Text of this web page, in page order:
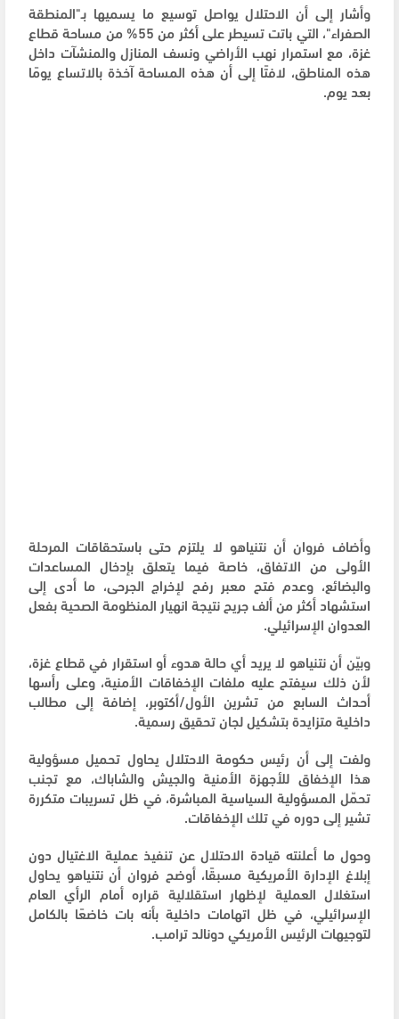
وأشار إلى أن الاحتلال يواصل توسيع ما يسميها بـ"المنطقة
الصفراء"، التي باتت تسيطر على أكثر من 55% من مساحة قطاع
غزة، مع استمرار نهب الأراضي ونسف المنازل والمنشآت داخل
هذه المناطق، لافتًا إلى أن هذه المساحة آخذة بالاتساع يومًا
بعد يوم.
وأضاف فروان أن نتنياهو لا يلتزم حتى باستحقاقات المرحلة
الأولى من الاتفاق، خاصة فيما يتعلق بإدخال المساعدات
والبضائع، وعدم فتح معبر رفح لإخراج الجرحى، ما أدى إلى
استشهاد أكثر من ألف جريح نتيجة انهيار المنظومة الصحية بفعل
العدوان الإسرائيلي.
وبيّن أن نتنياهو لا يريد أي حالة هدوء أو استقرار في قطاع غزة،
لأن ذلك سيفتح عليه ملفات الإخفاقات الأمنية، وعلى رأسها
أحداث السابع من تشرين الأول/أكتوبر، إضافة إلى مطالب
داخلية متزايدة بتشكيل لجان تحقيق رسمية.
ولفت إلى أن رئيس حكومة الاحتلال يحاول تحميل مسؤولية
هذا الإخفاق للأجهزة الأمنية والجيش والشاباك، مع تجنب
تحمّل المسؤولية السياسية المباشرة، في ظل تسريبات متكررة
تشير إلى دوره في تلك الإخفاقات.
وحول ما أعلنته قيادة الاحتلال عن تنفيذ عملية الاغتيال دون
إبلاغ الإدارة الأمريكية مسبقًا، أوضح فروان أن نتنياهو يحاول
استغلال العملية لإظهار استقلالية قراره أمام الرأي العام
الإسرائيلي، في ظل اتهامات داخلية بأنه بات خاضعًا بالكامل
لتوجيهات الرئيس الأمريكي دونالد ترامب.